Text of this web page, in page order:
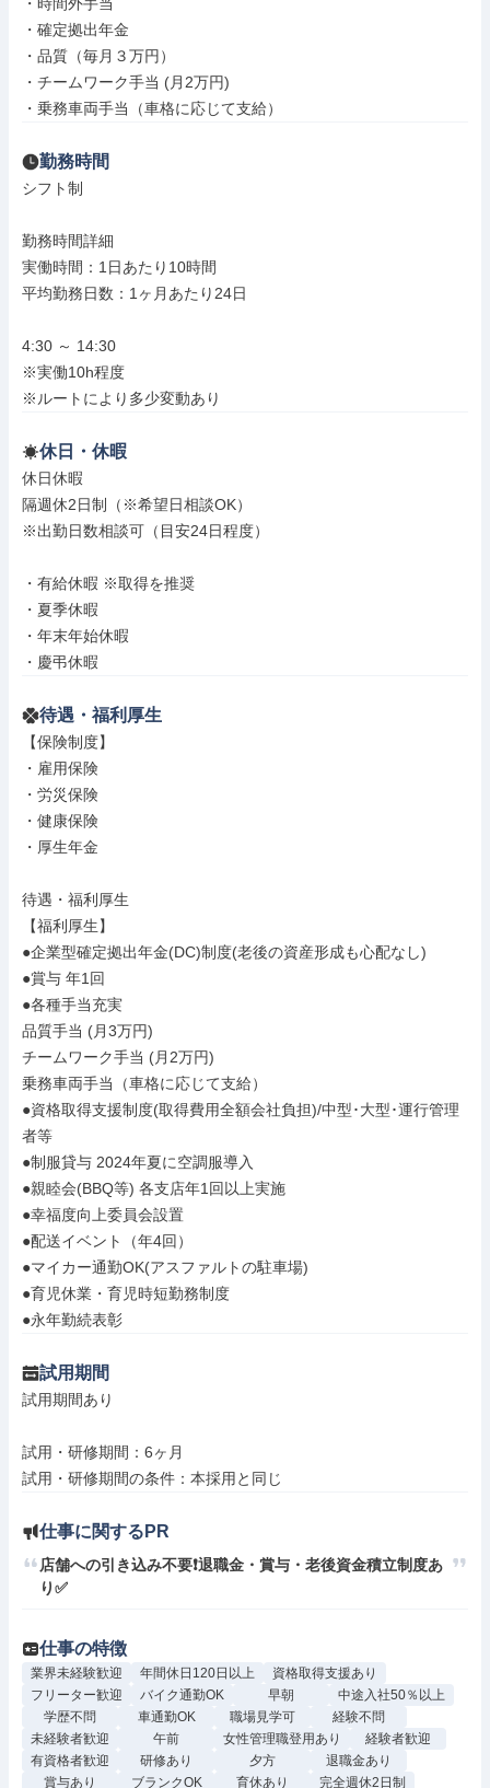
・確定拠出年金
・品質（毎月３万円）
・チームワーク手当 (月2万円)
・乗務車両手当（車格に応じて支給）
勤務時間
シフト制
勤務時間詳細
実働時間：1日あたり10時間
平均勤務日数：1ヶ月あたり24日
4:30 ～ 14:30
※実働10h程度
※ルートにより多少変動あり
休日・休暇
休日休暇
隔週休2日制（※希望日相談OK）
※出勤日数相談可（目安24日程度）
・有給休暇 ※取得を推奨
・夏季休暇
・年末年始休暇
・慶弔休暇
待遇・福利厚生
【保険制度】
・雇用保険
・労災保険
・健康保険
・厚生年金
待遇・福利厚生
【福利厚生】
●企業型確定拠出年金(DC)制度(老後の資産形成も心配なし)
●賞与 年1回
●各種手当充実
品質手当 (月3万円)
チームワーク手当 (月2万円)
乗務車両手当（車格に応じて支給）
●資格取得支援制度(取得費用全額会社負担)/中型･大型･運行管理
者等
●制服貸与 2024年夏に空調服導入
●親睦会(BBQ等) 各支店年1回以上実施
●幸福度向上委員会設置
●配送イベント（年4回）
●マイカー通勤OK(アスファルトの駐車場)
●育児休業・育児時短勤務制度
●永年勤続表彰
試用期間
試用期間あり
試用・研修期間：6ヶ月
仕事に関するPR
店舗への引き込み不要❗退職金・賞与・老後資金積立制度あ
仕事の特徴
業界未経験歓迎 年間休日120日以上
資格取得支援あり
フリーター歓迎
バイク通勤OK 早朝
中途入社50％以上
学歴不問
車通勤OK 職場見学可
経験不問
未経験者歓迎
午前 女性管理職登用あり
経験者歓迎
有資格者歓迎
研修あり 夕方
退職金あり
賞与あり
ブランクOK 育休あり
完全週休2日制